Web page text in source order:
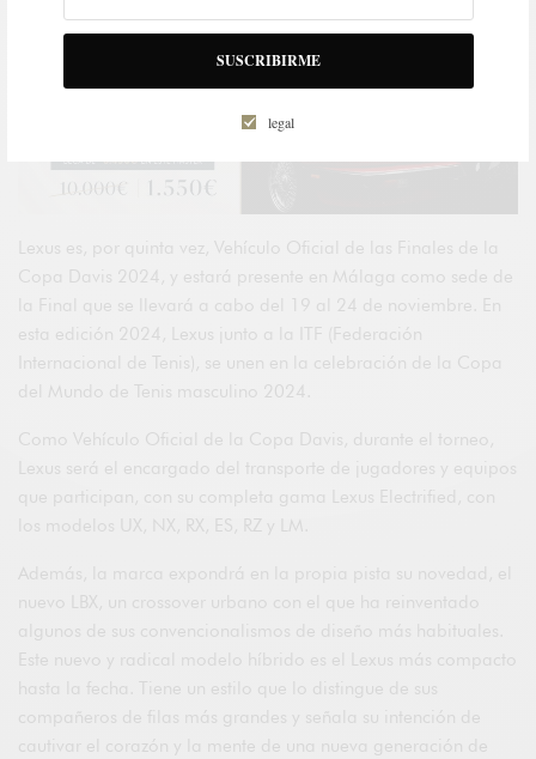
SUSCRIBIRME
legal
Lexus es, por quinta vez, Vehículo Oficial de las Finales de la
Copa Davis 2024, y estará presente en Málaga como sede de
la Final que se llevará a cabo del 19 al 24 de noviembre. En
esta edición 2024, Lexus junto a la ITF (Federación
Internacional de Tenis), se unen en la celebración de la Copa
del Mundo de Tenis masculino 2024.
Como Vehículo Oficial de la Copa Davis, durante el torneo,
Lexus será el encargado del transporte de jugadores y equipos
que participan, con su completa gama Lexus Electrified, con
los modelos UX, NX, RX, ES, RZ y LM.
Además, la marca expondrá en la propia pista su novedad, el
nuevo LBX, un crossover urbano con el que ha reinventado
algunos de sus convencionalismos de diseño más habituales.
Este nuevo y radical modelo híbrido es el Lexus más compacto
hasta la fecha. Tiene un estilo que lo distingue de sus
compañeros de filas más grandes y señala su intención de
cautivar el corazón y la mente de una nueva generación de